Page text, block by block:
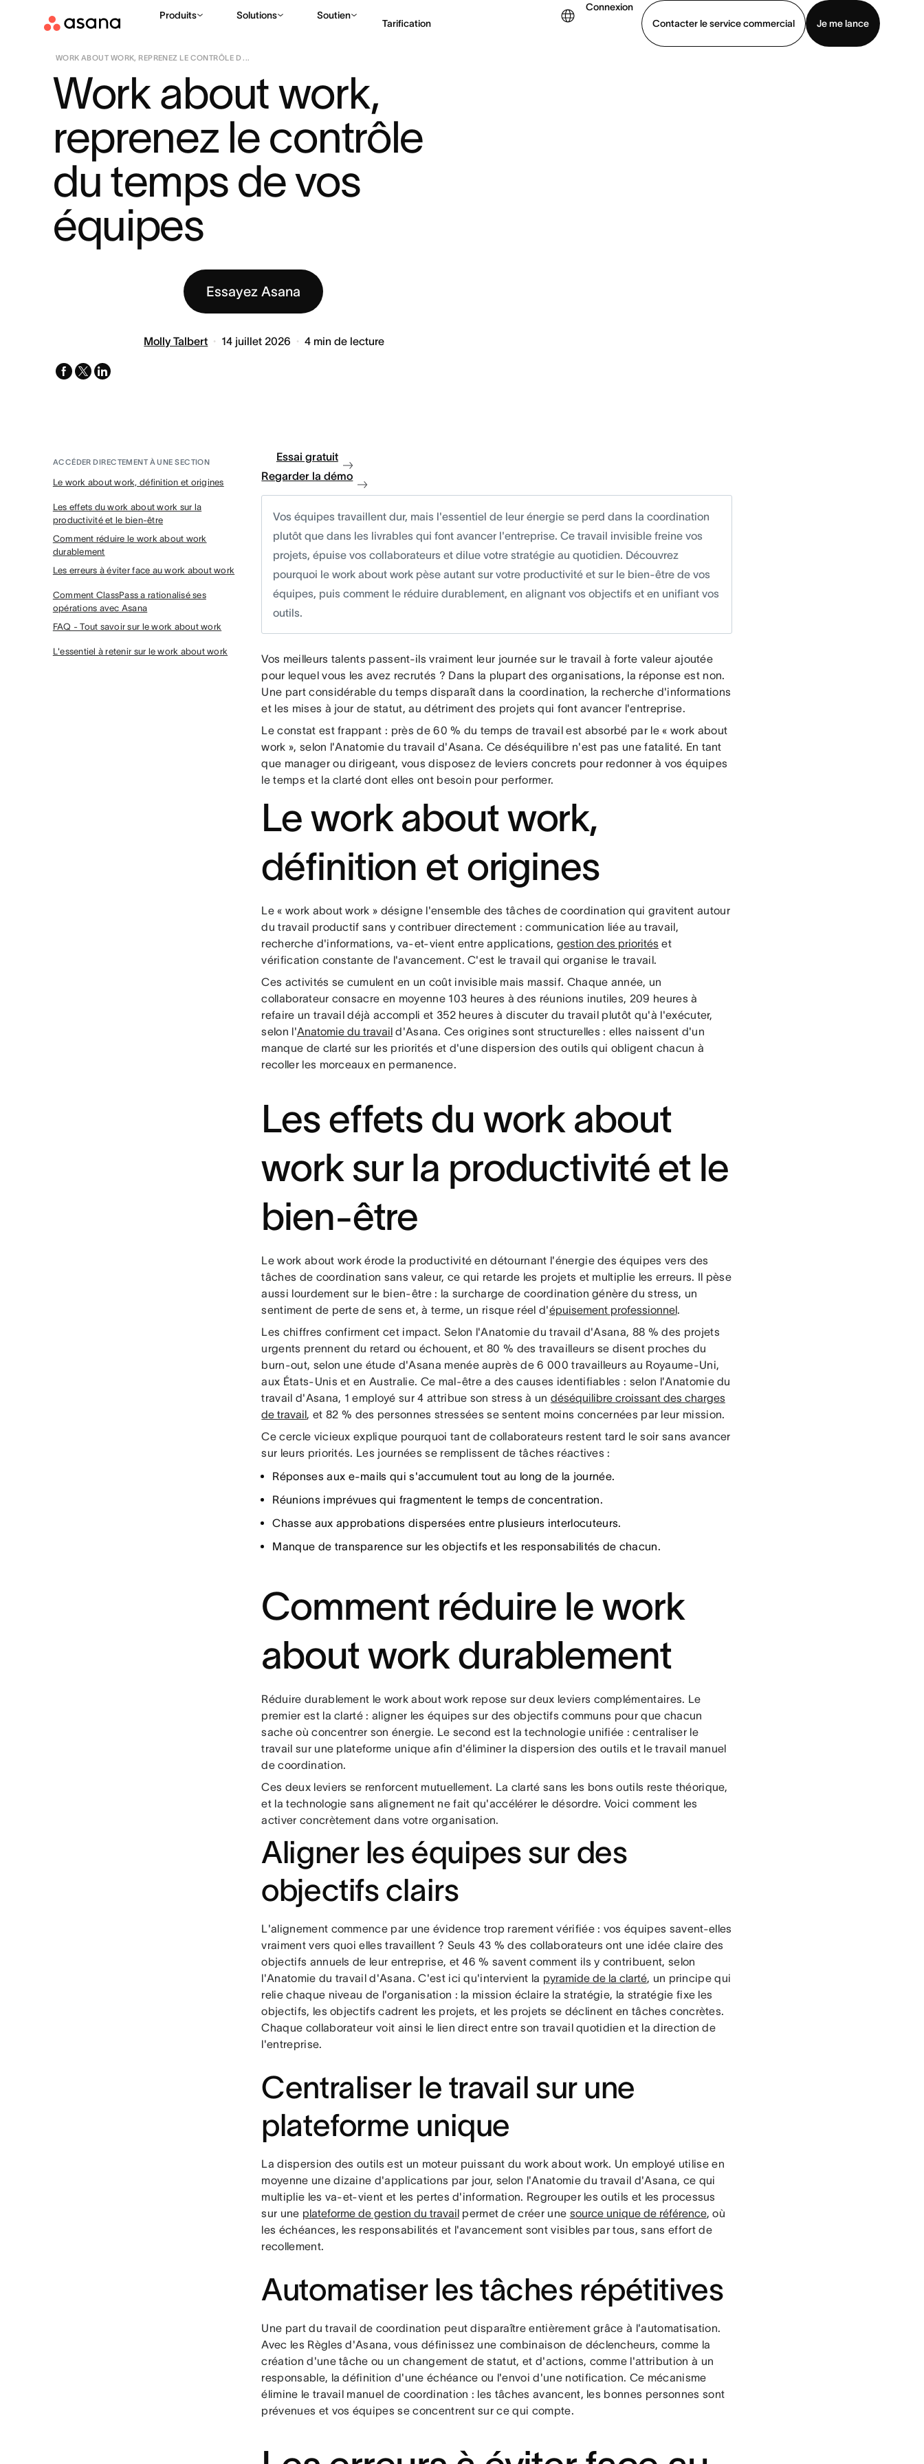
Produits Solutions Soutien
Tarification
Connexion
Contacter le service commercial
Je me lance
WORK ABOUT WORK, REPRENEZ LE CONTRÔLE D ...
Work about work,
reprenez le contrôle
du temps de vos
équipes
Essayez Asana
Molly Talbert 14 juillet 2026 4 min de lecture
facebook
x-
linkedin
ACCÉDER DIRECTEMENT À UNE SECTION
Le work about work, définition et origines
Les effets du work about work sur la
productivité et le bien-être
Comment réduire le work about work
durablement
Les erreurs à éviter face au work about work
Comment ClassPass a rationalisé ses
opérations avec Asana
FAQ - Tout savoir sur le work about work
L'essentiel à retenir sur le work about work
Essai gratuit
Regarder la démo
Vos équipes travaillent dur, mais l'essentiel de leur énergie se perd dans la coordination
plutôt que dans les livrables qui font avancer l'entreprise. Ce travail invisible freine vos
projets, épuise vos collaborateurs et dilue votre stratégie au quotidien. Découvrez
pourquoi le work about work pèse autant sur votre productivité et sur le bien-être de vos
équipes, puis comment le réduire durablement, en alignant vos objectifs et en unifiant vos
outils.
Vos meilleurs talents passent-ils vraiment leur journée sur le travail à forte valeur ajoutée
pour lequel vous les avez recrutés ? Dans la plupart des organisations, la réponse est non.
Une part considérable du temps disparaît dans la coordination, la recherche d'informations
et les mises à jour de statut, au détriment des projets qui font avancer l'entreprise.
Le constat est frappant : près de 60 % du temps de travail est absorbé par le « work about
work », selon l'Anatomie du travail d'Asana. Ce déséquilibre n'est pas une fatalité. En tant
que manager ou dirigeant, vous disposez de leviers concrets pour redonner à vos équipes
le temps et la clarté dont elles ont besoin pour performer.
Le work about work,
définition et origines
Le « work about work » désigne l'ensemble des tâches de coordination qui gravitent autour
du travail productif sans y contribuer directement : communication liée au travail,
recherche d'informations, va-et-vient entre applications, gestion des priorités et
vérification constante de l'avancement. C'est le travail qui organise le travail.
Ces activités se cumulent en un coût invisible mais massif. Chaque année, un
collaborateur consacre en moyenne 103 heures à des réunions inutiles, 209 heures à
refaire un travail déjà accompli et 352 heures à discuter du travail plutôt qu'à l'exécuter,
selon l'Anatomie du travaild'Asana. Ces origines sont structurelles : elles naissent d'un
manque de clarté sur les priorités et d'une dispersion des outils qui obligent chacun à
recoller les morceaux en permanence.
Les effets du work about
work sur la productivité et le
bien-être
Le work about work érode la productivité en détournant l'énergie des équipes vers des
tâches de coordination sans valeur, ce qui retarde les projets et multiplie les erreurs. Il pèse
aussi lourdement sur le bien-être : la surcharge de coordination génère du stress, un
sentiment de perte de sens et, à terme, un risque réel d'épuisement professionnel.
Les chiffres confirment cet impact. Selon l'Anatomie du travail d'Asana, 88 % des projets
urgents prennent du retard ou échouent, et 80 % des travailleurs se disent proches du
burn-out, selon une étude d'Asana menée auprès de 6 000 travailleurs au Royaume-Uni,
aux États-Unis et en Australie. Ce mal-être a des causes identifiables : selon l'Anatomie du
travail d'Asana, 1 employé sur 4 attribue son stress à un déséquilibre croissant des charges
de travail, et 82 % des personnes stressées se sentent moins concernées par leur mission.
Ce cercle vicieux explique pourquoi tant de collaborateurs restent tard le soir sans avancer
sur leurs priorités. Les journées se remplissent de tâches réactives :
Réponses aux e-mails qui s'accumulent tout au long de la journée.
Réunions imprévues qui fragmentent le temps de concentration.
Chasse aux approbations dispersées entre plusieurs interlocuteurs.
Manque de transparence sur les objectifs et les responsabilités de chacun.
Comment réduire le work
about work durablement
Réduire durablement le work about work repose sur deux leviers complémentaires. Le
premier est la clarté : aligner les équipes sur des objectifs communs pour que chacun
sache où concentrer son énergie. Le second est la technologie unifiée : centraliser le
travail sur une plateforme unique afin d'éliminer la dispersion des outils et le travail manuel
de coordination.
Ces deux leviers se renforcent mutuellement. La clarté sans les bons outils reste théorique,
et la technologie sans alignement ne fait qu'accélérer le désordre. Voici comment les
activer concrètement dans votre organisation.
Aligner les équipes sur des
objectifs clairs
L'alignement commence par une évidence trop rarement vérifiée : vos équipes savent-elles
vraiment vers quoi elles travaillent ? Seuls 43 % des collaborateurs ont une idée claire des
objectifs annuels de leur entreprise, et 46 % savent comment ils y contribuent, selon
l'Anatomie du travail d'Asana. C'est ici qu'intervient la pyramide de la clarté, un principe qui
relie chaque niveau de l'organisation : la mission éclaire la stratégie, la stratégie fixe les
objectifs, les objectifs cadrent les projets, et les projets se déclinent en tâches concrètes.
Chaque collaborateur voit ainsi le lien direct entre son travail quotidien et la direction de
l'entreprise.
Centraliser le travail sur une
plateforme unique
La dispersion des outils est un moteur puissant du work about work. Un employé utilise en
moyenne une dizaine d'applications par jour, selon l'Anatomie du travail d'Asana, ce qui
multiplie les va-et-vient et les pertes d'information. Regrouper les outils et les processus
sur une plateforme de gestion du travailpermet de créer une source unique de référence, où
les échéances, les responsabilités et l'avancement sont visibles par tous, sans effort de
recollement.
Automatiser les tâches répétitives
Une part du travail de coordination peut disparaître entièrement grâce à l'automatisation.
Avec les Règles d'Asana, vous définissez une combinaison de déclencheurs, comme la
création d'une tâche ou un changement de statut, et d'actions, comme l'attribution à un
responsable, la définition d'une échéance ou l'envoi d'une notification. Ce mécanisme
élimine le travail manuel de coordination : les tâches avancent, les bonnes personnes sont
prévenues et vos équipes se concentrent sur ce qui compte.